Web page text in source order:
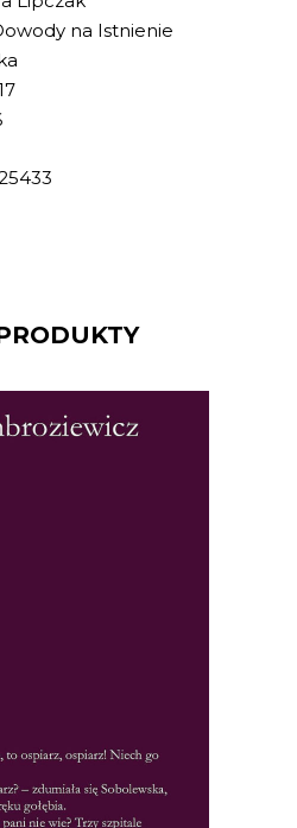
na Istnienie
Ambroziewicz –
lekarzy […]
zł 19.50zł